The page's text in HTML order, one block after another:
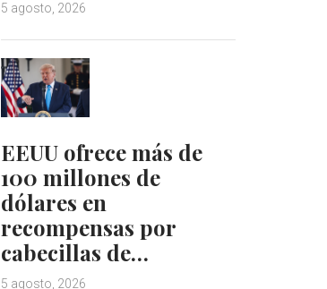
5 agosto, 2026
EEUU ofrece más de
100 millones de
dólares en
recompensas por
cabecillas de…
5 agosto, 2026